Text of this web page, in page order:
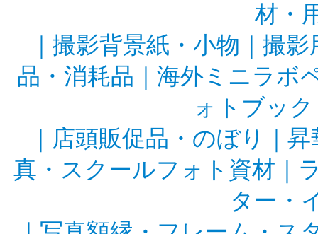
材・
撮影背景紙・小物
撮影
品・消耗品
海外ミニラボ
ォトブッ
店頭販促品・のぼり
昇
真・スクールフォト資材
ター・